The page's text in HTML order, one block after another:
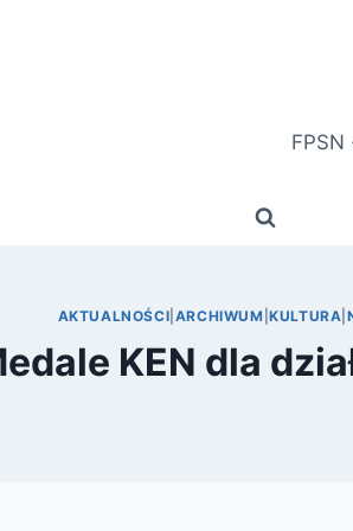
FPSN
AKTUALNOŚCI ARCHIWUM |KULTURA
KEN dla